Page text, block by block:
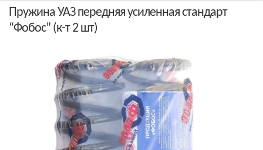
Пружина УАЗ передняя усиленная стандарт
“Фобос” (к-т 2 шт)